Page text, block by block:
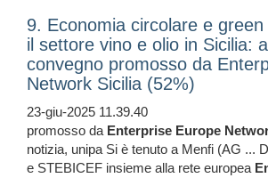
9. Economia circolare e
il settore vino e olio in Sicilia:
convegno promosso da
Network Sicilia (52%)
23-giu-2025 11.39.40
promosso da Enterprise Europe
notizia, unipa Si è tenuto a Menfi (AG ...
e STEBICEF insieme alla rete europea